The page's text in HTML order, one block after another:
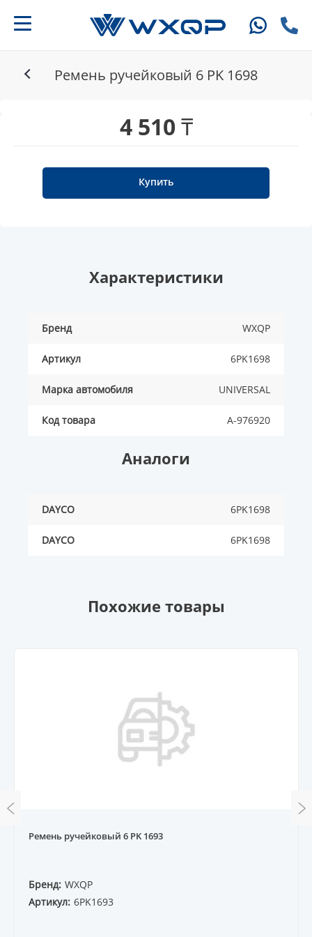
Ремень ручейковый 6 PK 1698
4 510 ₸
Купить
Характеристики
Бренд WXQP
Артикул 6PK1698
Марка автомобиля UNIVERSAL
Код товара A-976920
Аналоги
DAYCO 6PK1698
DAYCO 6PK1698
Похожие товары
Ремень ручейковый 6 PK 1693
Бренд: WXQP
Артикул: 6PK1693